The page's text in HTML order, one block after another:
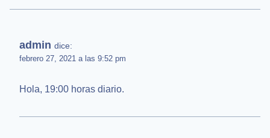
admin dice:
febrero 27, 2021 a las 9:52 pm
Hola, 19:00 horas diario.